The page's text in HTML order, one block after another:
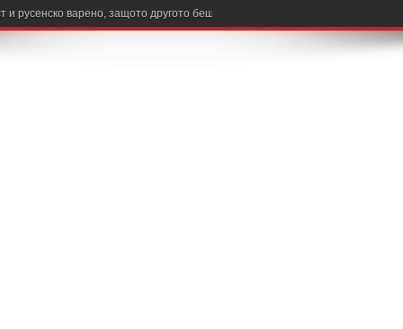
варено, защото другото беше само с връзки